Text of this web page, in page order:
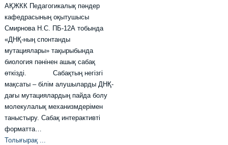
АҚЖКК Педагогикалық пәндер
кафедрасының оқытушысы
Смирнова Н.С. ПБ-12А тобында
«ДНҚ-ның спонтанды
мутациялары» тақырыбында
биология пәнінен ашық сабақ
өткізді. Сабақтың негізгі
мақсаты – білім алушыларды ДНҚ-
дағы мутациялардың пайда болу
молекулалық механизмдерімен
таныстыру. Сабақ интерактивті
форматта…
Толығырақ ...